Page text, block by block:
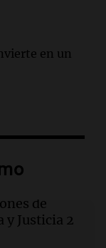
en un
entre 44
de máxima
de
y Justicia 2